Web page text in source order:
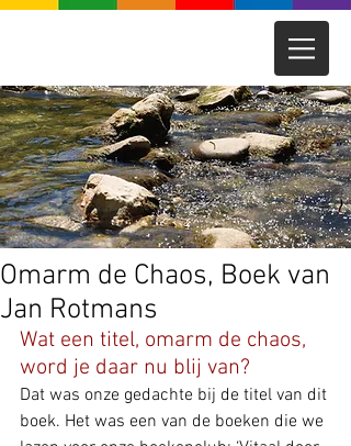
Omarm de Chaos, Boek van
Jan Rotmans
Wat een titel, omarm de chaos,
word je daar nu blij van?
Dat was onze gedachte bij de titel van dit
boek. Het was een van de boeken die we